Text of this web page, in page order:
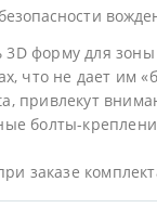
форму для зоны
что не дает им
привлекут
болты-
заказе